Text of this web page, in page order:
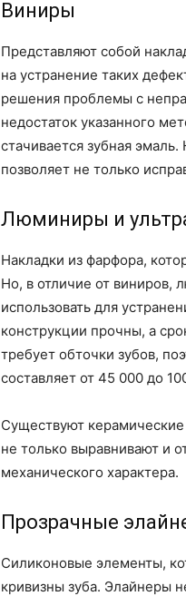
Виниры
Представляют собой
на устранение таких
решения проблемы с
недостаток указанного
стачивается зубная
позволяет не только
Люминиры и
Накладки из фарфора,
Но, в отличие от виниров,
использовать для
конструкции прочны, а
требует обточки зубов,
составляет от 45 000 до
Существуют
не только выравнивают и
механического характера.
Прозрачные
Силиконовые элементы,
кривизны зуба. Элайнеры